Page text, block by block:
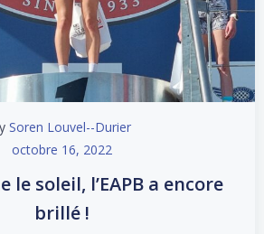
Soren Louvel--Durier
octobre 16, 2022
le soleil, l’EAPB a encore
brillé !